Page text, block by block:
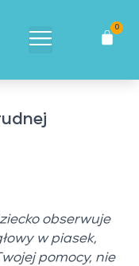
0
obserwuje
w piasek,
pomocy, nie